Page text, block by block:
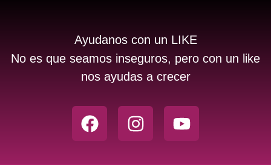
Ayudanos con un LIKE
No es que seamos inseguros, pero con un like
nos ayudas a crecer